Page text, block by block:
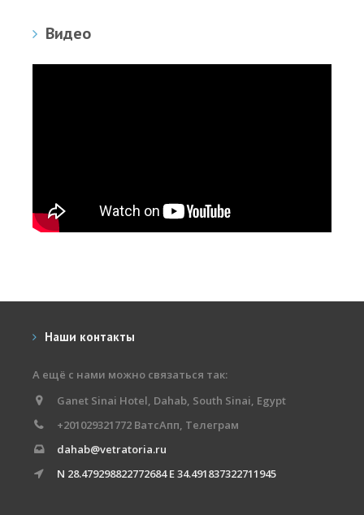
Видео
Наши контакты
А ещё с нами можно связаться так:
Ganet Sinai Hotel, Dahab, South Sinai, Egypt
+201029321772 ВатсАпп, Телеграм
dahab@vetratoria.ru
N 28.479298822772684 E 34.491837322711945